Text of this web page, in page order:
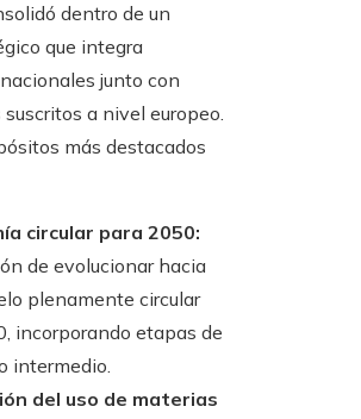
dentro de un
que integra
junto con
a nivel europeo.
más destacados
circular para 2050:
de evolucionar hacia
plenamente circular
incorporando etapas de
intermedio.
del uso de materias